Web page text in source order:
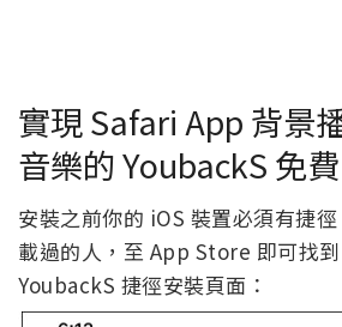
實現 Safari App 背景
音樂的 YoubackS 免
安裝之前你的 iOS 裝置必須有捷
載過的人，至 App Store 即可找
YoubackS 捷徑安裝頁面：